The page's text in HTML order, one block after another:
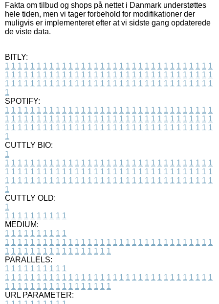
Fakta om tilbud og shops på nettet i Danmark understøttes
hele tiden, men vi tager forbehold for modifikationer der
muligvis er implementeret efter at vi sidste gang opdaterede
de viste data.
BITLY:
1 1 1 1 1 1 1 1 1 1 1 1 1 1 1 1 1 1 1 1 1 1 1 1 1 1 1 1 1 1 1 1 1
1 1 1 1 1 1 1 1 1 1 1 1 1 1 1 1 1 1 1 1 1 1 1 1 1 1 1 1 1 1 1 1 1
1 1 1 1 1 1 1 1 1 1 1 1 1 1 1 1 1 1 1 1 1 1 1 1 1 1 1 1 1 1 1 1 1
1
SPOTIFY:
1 1 1 1 1 1 1 1 1 1 1 1 1 1 1 1 1 1 1 1 1 1 1 1 1 1 1 1 1 1 1 1 1
1 1 1 1 1 1 1 1 1 1 1 1 1 1 1 1 1 1 1 1 1 1 1 1 1 1 1 1 1 1 1 1 1
1 1 1 1 1 1 1 1 1 1 1 1 1 1 1 1 1 1 1 1 1 1 1 1 1 1 1 1 1 1 1 1 1
1
CUTTLY BIO:
1
1 1 1 1 1 1 1 1 1 1 1 1 1 1 1 1 1 1 1 1 1 1 1 1 1 1 1 1 1 1 1 1 1
1 1 1 1 1 1 1 1 1 1 1 1 1 1 1 1 1 1 1 1 1 1 1 1 1 1 1 1 1 1 1 1 1
1 1 1 1 1 1 1 1 1 1 1 1 1 1 1 1 1 1 1 1 1 1 1 1 1 1 1 1 1 1 1 1 1
1
CUTTLY OLD:
1
1 1 1 1 1 1 1 1 1 1
MEDIUM:
1 1 1 1 1 1 1 1 1 1
1 1 1 1 1 1 1 1 1 1 1 1 1 1 1 1 1 1 1 1 1 1 1 1 1 1 1 1 1 1 1 1 1
1 1 1 1 1 1 1 1 1 1 1 1 1 1 1 1 1
PARALLELS:
1 1 1 1 1 1 1 1 1 1
1 1 1 1 1 1 1 1 1 1 1 1 1 1 1 1 1 1 1 1 1 1 1 1 1 1 1 1 1 1 1 1 1
1 1 1 1 1 1 1 1 1 1 1 1 1 1 1 1 1
URL PARAMETER: